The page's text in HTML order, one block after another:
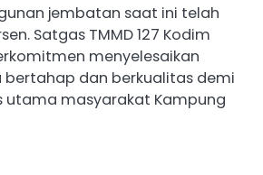
jembatan saat ini telah
Satgas TMMD 127 Kodim
menyelesaikan
bertahap dan berkualitas demi
utama masyarakat Kampung